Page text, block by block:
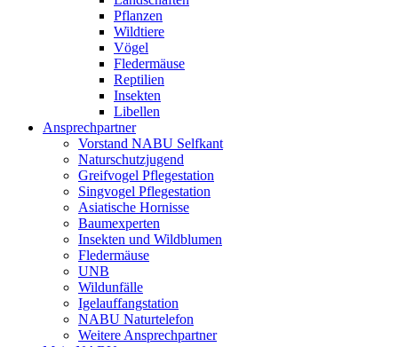
Pflanzen
Wildtiere
Vögel
Fledermäuse
Reptilien
Insekten
Libellen
Ansprechpartner
Vorstand NABU Selfkant
Naturschutzjugend
Greifvogel Pflegestation
Singvogel Pflegestation
Asiatische Hornisse
Baumexperten
Insekten und Wildblumen
Fledermäuse
UNB
Wildunfälle
Igelauffangstation
NABU Naturtelefon
Weitere Ansprechpartner